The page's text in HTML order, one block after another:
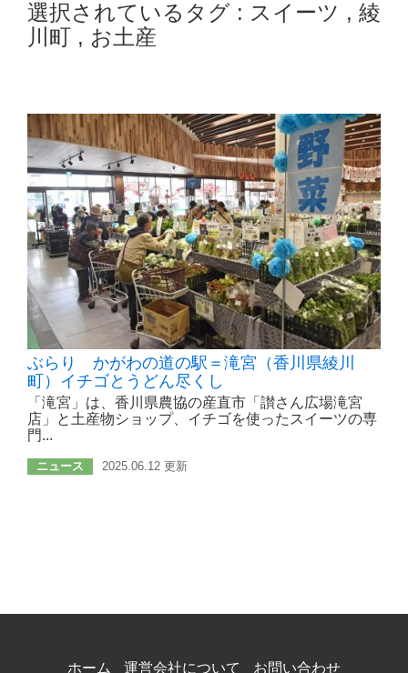
選択されているタグ : スイーツ , 綾
川町
, お土産
ぶらり かがわの道の駅＝滝宮（香川県綾川
町）イチゴとうどん尽くし
「滝宮」は、香川県農協の産直市「讃さん広場滝宮
店」と土産物ショップ、イチゴを使ったスイーツの専
門...
ニュース 2025.06.12 更新
ホーム 運営会社について お問い合わせ